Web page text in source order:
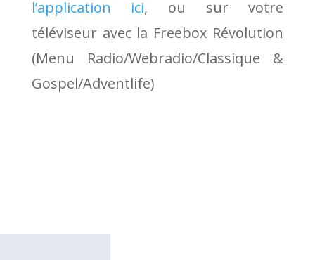
l’application ici, ou sur votre
téléviseur avec la Freebox Révolution
(Menu Radio/Webradio/Classique &
Gospel/Adventlife)